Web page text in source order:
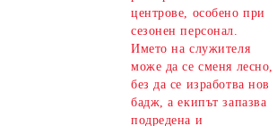
центрове, особено при
сезонен персонал.
Името на служителя
може да се сменя лесно,
без да се изработва нов
бадж, а екипът запазва
подредена и